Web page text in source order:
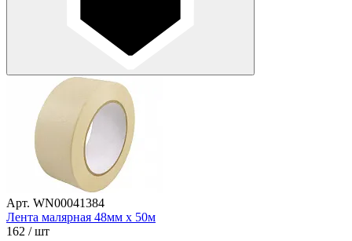
Арт. WN00041384
Лента малярная 48мм х 50м
162 / шт